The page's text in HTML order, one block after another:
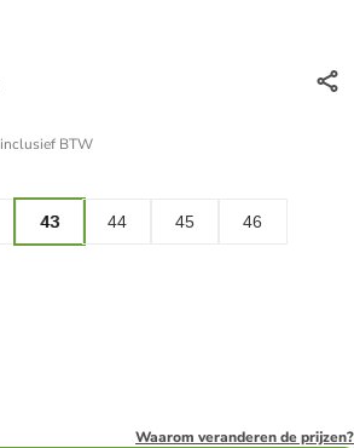
inclusief BTW
43 44 45 46
Waarom veranderen de prijzen?